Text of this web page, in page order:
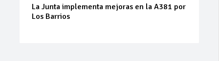
mejoras en la A381 por
Prueba del Dacia